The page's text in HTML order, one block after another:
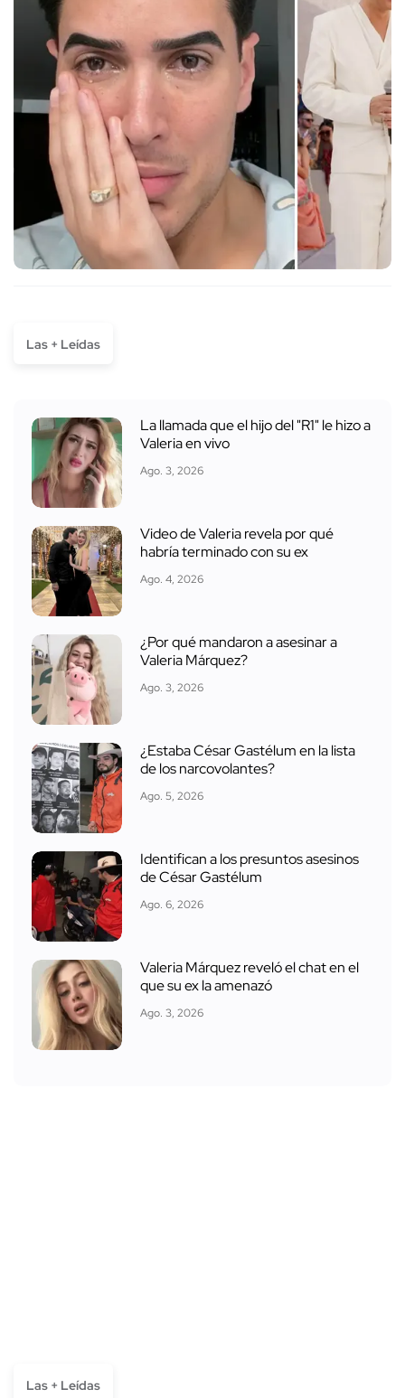
Las + Leídas
La llamada que el hijo del "R1" le hizo a
Valeria en vivo
Ago. 3, 2026
Video de Valeria revela por qué
habría terminado con su ex
Ago. 4, 2026
¿Por qué mandaron a asesinar a
Valeria Márquez?
Ago. 3, 2026
¿Estaba César Gastélum en la lista
de los narcovolantes?
Ago. 5, 2026
Identifican a los presuntos asesinos
de César Gastélum
Ago. 6, 2026
Valeria Márquez reveló el chat en el
que su ex la amenazó
Ago. 3, 2026
Las + Leídas